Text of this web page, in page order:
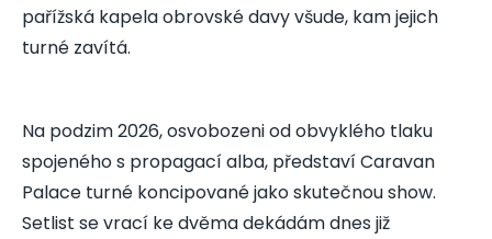
pařížská kapela obrovské davy všude, kam jejich
turné zavítá.
Na podzim 2026, osvobozeni od obvyklého tlaku
spojeného s propagací alba, představí Caravan
Palace turné koncipované jako skutečnou show.
Setlist se vrací ke dvěma dekádám dnes již